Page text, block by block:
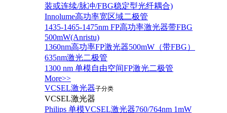
装或连续/脉冲/FBG稳定型光纤耦合)
Innolume高功率宽区域二极管
1435-1465-1475nm FP高功率激光器带FBG
500mW(Anristu)
1360nm高功率FP激光器500mW（带FBG）
635nm激光二极管
1300 nm 单模自由空间FP激光二极管
More>>
VCSEL激光器子分类
VCSEL激光器
Philips 单模VCSEL激光器760/764nm 1mW